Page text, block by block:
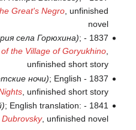
Great's Negro, unfinished
novel
1837 -
села Горюхина);
the Village of Goryukhino,
unfinished short story
1837 -
ночи); English
, unfinished short story
1841 -
; English translation:
Dubrovsky, unfinished novel